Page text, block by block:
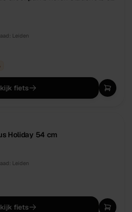
Leiden
fiets
Holiday 54 cm
Leiden
fiets